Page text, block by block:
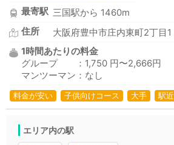
最寄駅 三国駅から 1460m
住所
大阪府豊中市庄内東町2丁目1
1時間あたりの料金
グループ ：1,750 円〜2,666円
マンツーマン：なし
料金が安い 子供向けコース 大手 駅近
エリア内の駅